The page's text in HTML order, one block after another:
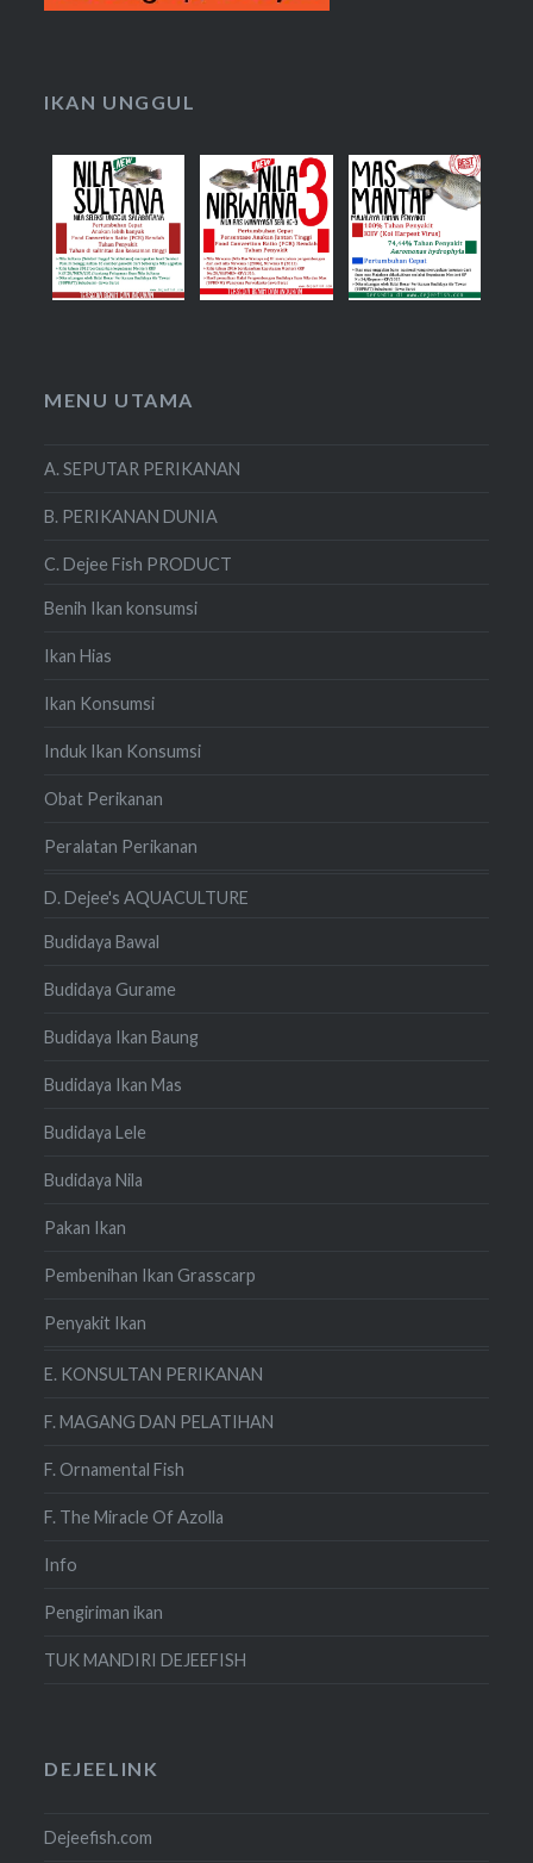
IKAN UNGGUL
MENU UTAMA
A. SEPUTAR PERIKANAN
B. PERIKANAN DUNIA
C. Dejee Fish PRODUCT
Benih Ikan konsumsi
Ikan Hias
Ikan Konsumsi
Induk Ikan Konsumsi
Obat Perikanan
Peralatan Perikanan
D. Dejee's AQUACULTURE
Budidaya Bawal
Budidaya Gurame
Budidaya Ikan Baung
Budidaya Ikan Mas
Budidaya Lele
Budidaya Nila
Pakan Ikan
Pembenihan Ikan Grasscarp
Penyakit Ikan
E. KONSULTAN PERIKANAN
F. MAGANG DAN PELATIHAN
F. Ornamental Fish
F. The Miracle Of Azolla
Info
Pengiriman ikan
TUK MANDIRI DEJEEFISH
DEJEELINK
Dejeefish.com